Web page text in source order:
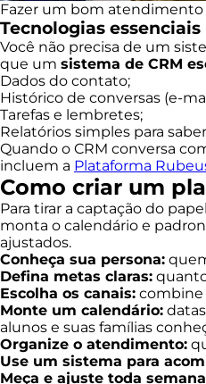
Fazer um bom atendimento
Tecnologias
Você não precisa de um
que um sistema de CRM
Dados do contato;
Histórico de conversas (e-
Tarefas e lembretes;
Relatórios simples para
Quando o CRM conversa
incluem a Plataforma
Como criar um
Para tirar a captação do
monta o calendário e
ajustados.
Conheça sua persona:
Defina metas claras:
Escolha os canais: combine
Monte um calendário:
alunos e suas famílias
Organize o atendimento:
Use um sistema para
Meça e ajuste toda